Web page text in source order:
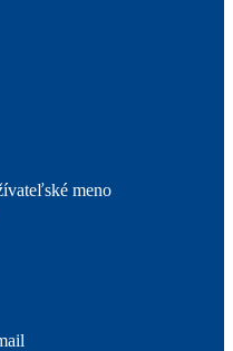
meno